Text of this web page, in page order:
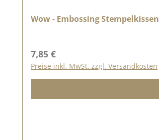
Wow - Embossing Stempelkissen
Regulärer Preis:
7,85 €
Preise inkl. MwSt. zzgl. Versandkosten